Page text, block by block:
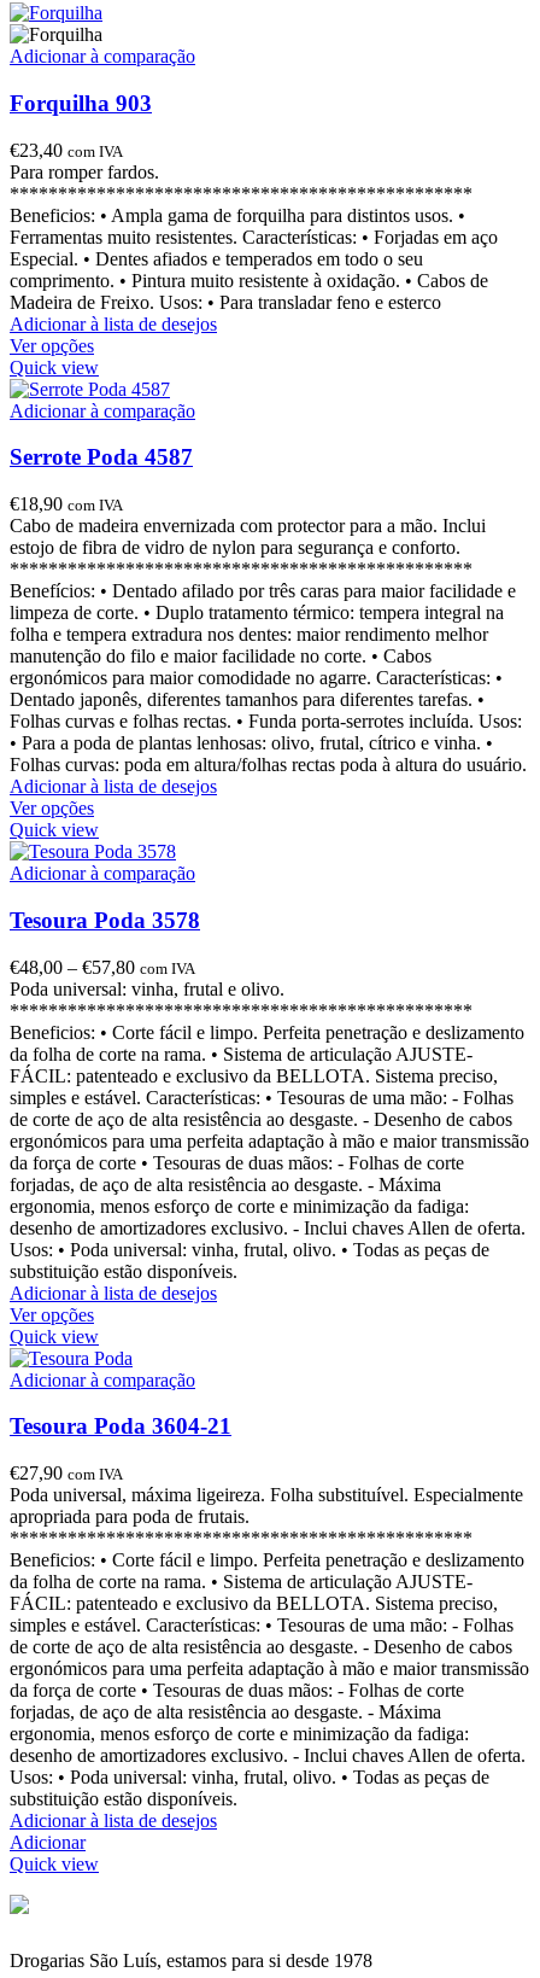
Adicionar à comparação
Forquilha 903
€23,40 com IVA
Para romper fardos.
************************************************
Beneficios: • Ampla gama de forquilha para distintos usos. •
Ferramentas muito resistentes. Características: • Forjadas em aço
Especial. • Dentes afiados e temperados em todo o seu
comprimento. • Pintura muito resistente à oxidação. • Cabos de
Madeira de Freixo. Usos: • Para transladar feno e esterco
Adicionar à lista de desejos
Ver opções
Quick view
Adicionar à comparação
Serrote Poda 4587
€18,90 com IVA
Cabo de madeira envernizada com protector para a mão. Inclui
estojo de fibra de vidro de nylon para segurança e conforto.
************************************************
Benefícios: • Dentado afilado por três caras para maior facilidade e
limpeza de corte. • Duplo tratamento térmico: tempera integral na
folha e tempera extradura nos dentes: maior rendimento melhor
manutenção do filo e maior facilidade no corte. • Cabos
ergonómicos para maior comodidade no agarre. Características: •
Dentado japonês, diferentes tamanhos para diferentes tarefas. •
Folhas curvas e folhas rectas. • Funda porta-serrotes incluída. Usos:
• Para a poda de plantas lenhosas: olivo, frutal, cítrico e vinha. •
Folhas curvas: poda em altura/folhas rectas poda à altura do usuário.
Adicionar à lista de desejos
Ver opções
Quick view
Adicionar à comparação
Tesoura Poda 3578
€48,00 – €57,80 com IVA
Poda universal: vinha, frutal e olivo.
************************************************
Beneficios: • Corte fácil e limpo. Perfeita penetração e deslizamento
da folha de corte na rama. • Sistema de articulação AJUSTE-
FÁCIL: patenteado e exclusivo da BELLOTA. Sistema preciso,
simples e estável. Características: • Tesouras de uma mão: - Folhas
de corte de aço de alta resistência ao desgaste. - Desenho de cabos
ergonómicos para uma perfeita adaptação à mão e maior transmissão
da força de corte • Tesouras de duas mãos: - Folhas de corte
forjadas, de aço de alta resistência ao desgaste. - Máxima
ergonomia, menos esforço de corte e minimização da fadiga:
desenho de amortizadores exclusivo. - Inclui chaves Allen de oferta.
Usos: • Poda universal: vinha, frutal, olivo. • Todas as peças de
substituição estão disponíveis.
Adicionar à lista de desejos
Ver opções
Quick view
Adicionar à comparação
Tesoura Poda 3604-21
€27,90 com IVA
Poda universal, máxima ligeireza. Folha substituível. Especialmente
apropriada para poda de frutais.
************************************************
Beneficios: • Corte fácil e limpo. Perfeita penetração e deslizamento
da folha de corte na rama. • Sistema de articulação AJUSTE-
FÁCIL: patenteado e exclusivo da BELLOTA. Sistema preciso,
simples e estável. Características: • Tesouras de uma mão: - Folhas
de corte de aço de alta resistência ao desgaste. - Desenho de cabos
ergonómicos para uma perfeita adaptação à mão e maior transmissão
da força de corte • Tesouras de duas mãos: - Folhas de corte
forjadas, de aço de alta resistência ao desgaste. - Máxima
ergonomia, menos esforço de corte e minimização da fadiga:
desenho de amortizadores exclusivo. - Inclui chaves Allen de oferta.
Usos: • Poda universal: vinha, frutal, olivo. • Todas as peças de
substituição estão disponíveis.
Adicionar à lista de desejos
Adicionar
Quick view
Drogarias São Luís, estamos para si desde 1978